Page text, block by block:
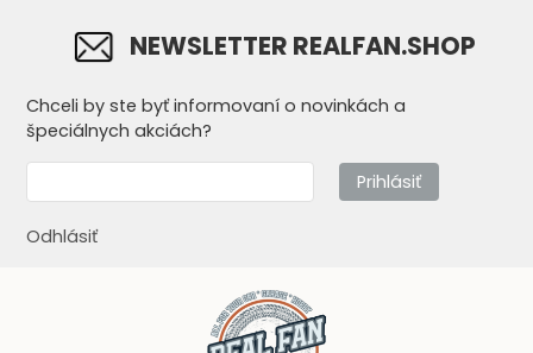
NEWSLETTER REALFAN.SHOP
Chceli by ste byť informovaní o novinkách a
špeciálnych akciách?
Prihlásiť
Odhlásiť